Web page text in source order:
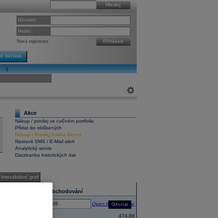
Hledej
Uživatel:
Heslo:
Nová registrace Přihlásit
PATRIA
Akce
Nákup / prodej ve cvičném portfoliu
Přidat do oblíbených
Nákup/ Prodej Patria Direct
Nastavit SMS / E-Mail alert
Analytický servis
Databanka historických dat
Interaktivní graf
Statistika obchodování
Open the calendar popup.
Odeslat
474,88